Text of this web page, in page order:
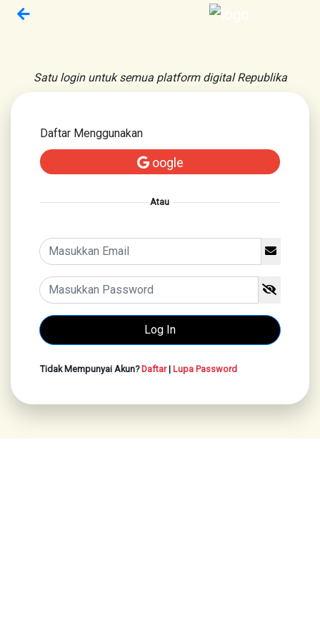
Satu login untuk semua platform digital Republika
Daftar Menggunakan
oogle
Atau
Tidak Mempunyai Akun?Daftar| Lupa Password